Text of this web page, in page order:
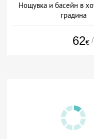
Нощувка и басейн в
градина
62€ /